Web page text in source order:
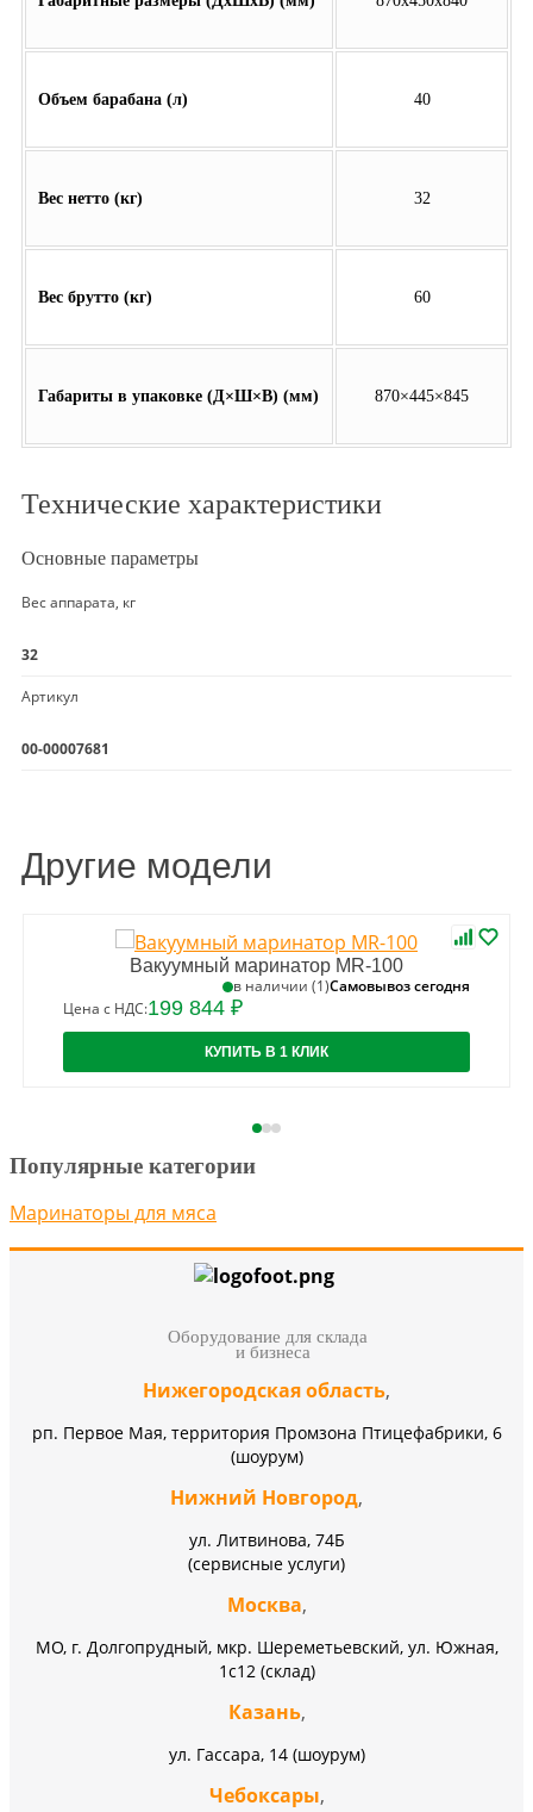
Объем барабана (л) 40
Вес нетто (кг) 32
Вес брутто (кг) 60
Габариты в упаковке (Д×Ш×В) (мм) 870×445×845
Технические характеристики
Основные параметры
Вес аппарата, кг
32
Артикул
00-00007681
Другие модели
Вакуумный маринатор MR-100
в наличии (1)Самовывоз сегодня
Цена с НДС:199 844 ₽
КУПИТЬ В 1 КЛИК
Популярные категории
Маринаторы для мяса
Оборудование для склада
и бизнеса
Нижегородская область,
рп. Первое Мая, территория Промзона Птицефабрики, 6
(шоурум)
Нижний Новгород,
ул. Литвинова, 74Б
(сервисные услуги)
Москва,
МО, г. Долгопрудный, мкр. Шереметьевский, ул. Южная,
1с12 (склад)
Казань,
ул. Гассара, 14 (шоурум)
Чебоксары,